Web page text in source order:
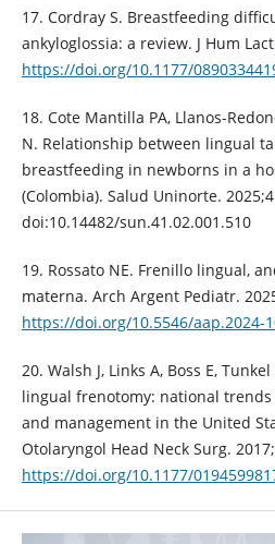
17. Cordray S. Breastfeeding
ankyloglossia: a review. J Hum
https://doi.org/10.1177/
18. Cote Mantilla PA, Llanos-
N. Relationship between lingual
breastfeeding in newborns in a
(Colombia). Salud Uninorte.
doi:10.14482/sun.41.02.001.510
19. Rossato NE. Frenillo lingual,
materna. Arch Argent Pediatr.
https://doi.org/10.5546/aap.2024-
20. Walsh J, Links A, Boss E,
lingual frenotomy: national
and management in the United
Otolaryngol Head Neck Surg.
https://doi.org/10.1177/